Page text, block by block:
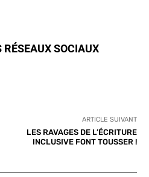
SOCIAUX
ARTICLE SUIVANT
LES RAVAGES DE L’ÉCRITURE
INCLUSIVE FONT TOUSSER !